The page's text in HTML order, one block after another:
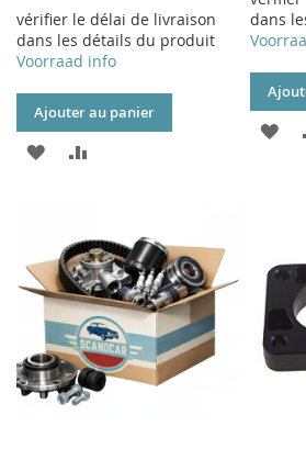
vérifier le délai de livraison
dans les détails du produit
Voorraad info
Ajouter au panier
AJOUTER
LISTE
D’ENVIE
dans